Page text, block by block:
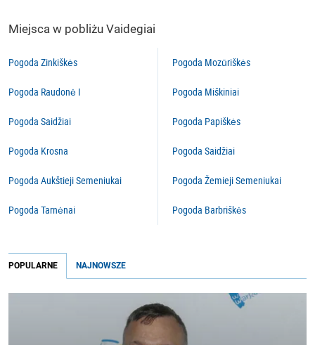
Miejsca w pobliżu Vaidegiai
Pogoda Zinkiškės
Pogoda Raudonė I
Pogoda Saidžiai
Pogoda Krosna
Pogoda Aukštieji Semeniukai
Pogoda Tarnėnai
Pogoda Mozūriškės
Pogoda Miškiniai
Pogoda Papiškės
Pogoda Saidžiai
Pogoda Žemieji Semeniukai
Pogoda Barbriškės
POPULARNE NAJNOWSZE